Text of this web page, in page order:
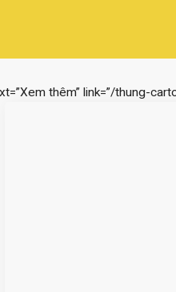
thêm” link=”/thung-